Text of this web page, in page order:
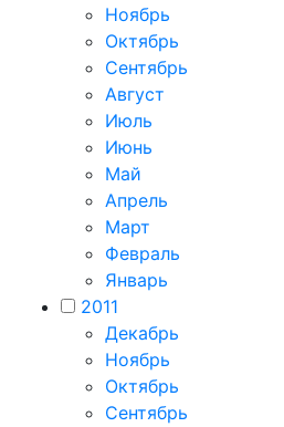
Ноябрь
Октябрь
Сентябрь
Август
Июль
Июнь
Май
Апрель
Март
Февраль
Январь
2011
Декабрь
Ноябрь
Октябрь
Сентябрь